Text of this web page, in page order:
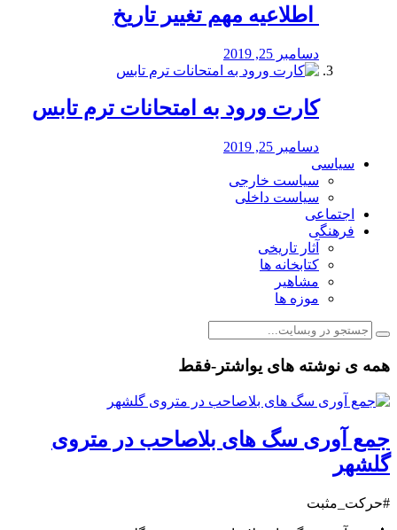
️ اطلاعیه مهم تغییر تاریخ
دسامبر 25, 2019
کارت ورود به امتحانات ترم تابس
دسامبر 25, 2019
سیاسی
سیاست خارجی
سیاست داخلی
اجتماعی
فرهنگی
آثار تاریخی
کتابخانه ها
مشاهیر
موزه ها
همه ی نوشته های یواشتر-فقط
جمع آوری سگ های بلاصاحب در متروی
گلشهر
#حرکت_مثبت